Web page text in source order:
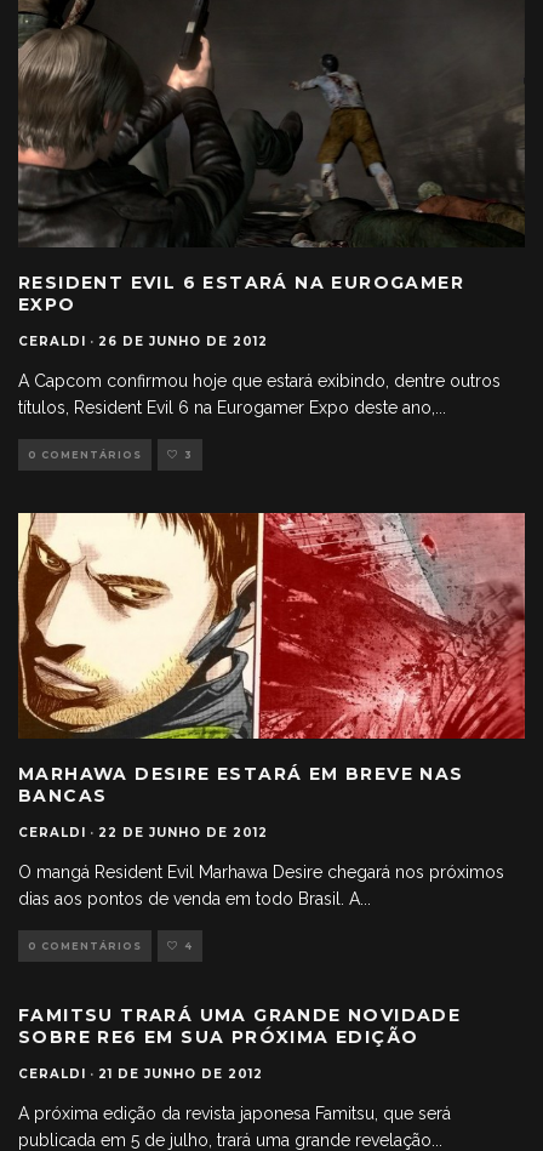
RESIDENT EVIL 6 ESTARÁ NA EUROGAMER
EXPO
CERALDI · 26 DE JUNHO DE 2012
A Capcom confirmou hoje que estará exibindo, dentre outros
títulos, Resident Evil 6 na Eurogamer Expo deste ano,
0 COMENTÁRIOS 3
MARHAWA DESIRE ESTARÁ EM BREVE NAS
BANCAS
CERALDI · 22 DE JUNHO DE 2012
O mangá Resident Evil Marhawa Desire chegará nos próximos
dias aos pontos de venda em todo Brasil. A
0 COMENTÁRIOS 4
FAMITSU TRARÁ UMA GRANDE NOVIDADE
SOBRE RE6 EM SUA PRÓXIMA EDIÇÃO
CERALDI · 21 DE JUNHO DE 2012
A próxima edição da revista japonesa Famitsu, que será
publicada em 5 de julho, trará uma grande revelação